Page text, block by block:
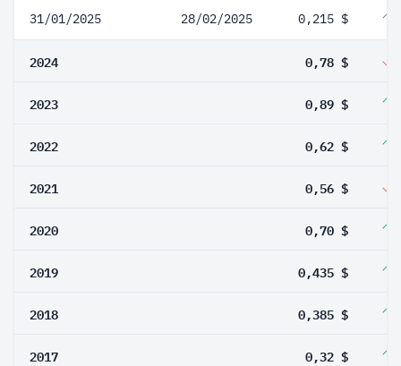
31/01/2025 28/02/2025 0,215 $
2024 0,78 $
2023 0,89 $
2022 0,62 $
2021 0,56 $
2020 0,70 $
2019 0,435 $
2018 0,385 $
2017 0,32 $